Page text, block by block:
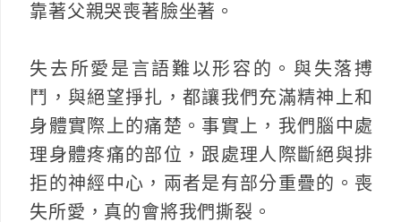
靠著父親哭喪著臉坐著。
失去所愛是言語難以形容的。與失落搏
鬥，與絕望掙扎，都讓我們充滿精神上和
身體實際上的痛楚。事實上，我們腦中處
理身體疼痛的部位，跟處理人際斷絕與排
拒的神經中心，兩者是有部分重疊的。喪
失所愛，真的會將我們撕裂。